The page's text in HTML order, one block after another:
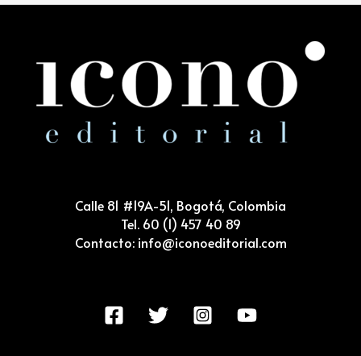
Calle 81 #19A-51, Bogotá, Colombia
Tel. 60 (1) 457 40 89
Contacto: info@iconoeditorial.com